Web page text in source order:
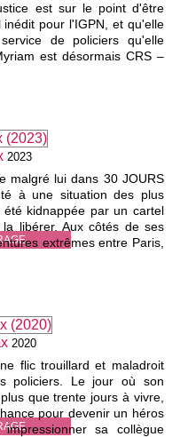
est sur le point d'être
pour l'IGPN, et qu'elle
de policiers qu'elle
est désormais CRS –
2023
malgré lui dans 30 JOURS
à une situation des plus
kidnappée par un cartel
libérer. Aux côtés de ses
extrêmes entre Paris,
2020
flic trouillard et maladroit
policiers. Le jour où son
que trente jours à vivre,
pour devenir un héros
sa collègue